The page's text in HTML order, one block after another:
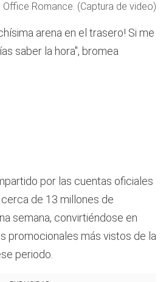
Romance. (Captura de video)
arena en el trasero! Si me
saber la hora", bromea
por las cuentas oficiales
de 13 millones de
semana, convirtiéndose en
promocionales más vistos de la
periodo.